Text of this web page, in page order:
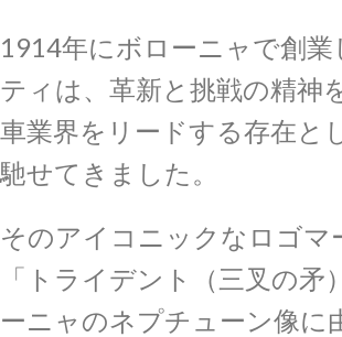
1914年にボローニャで創業
ティは、革新と挑戦の精神
車業界をリードする存在と
馳せてきました。
そのアイコニックなロゴマ
「トライデント（三叉の矛
ーニャのネプチューン像に